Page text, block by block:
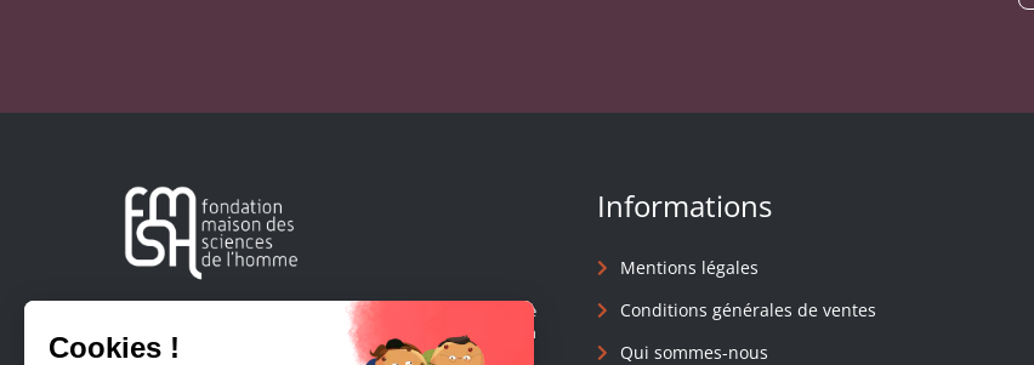
Créée en 1963, la Fondation Maison Sciences de l'Homme
soutient la recherche et la diffusion des connaissances en
sciences humaines et sociales.
Informations
Mentions légales
Conditions générales de ventes
Qui sommes-nous